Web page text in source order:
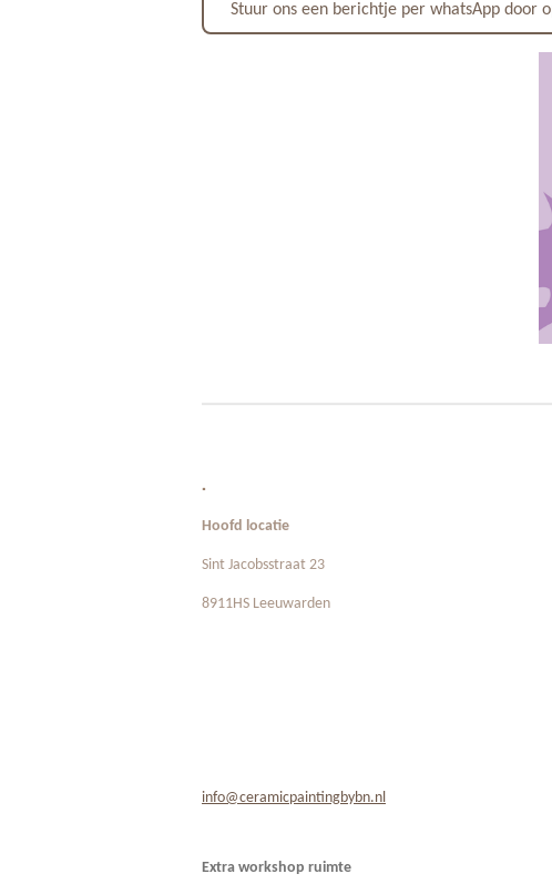
Stuur ons een berichtje per whatsApp door
.
Hoofd locatie
Sint Jacobsstraat 23
8911HS Leeuwarden
info@ceramicpaintingbybn.nl
Extra workshop ruimte